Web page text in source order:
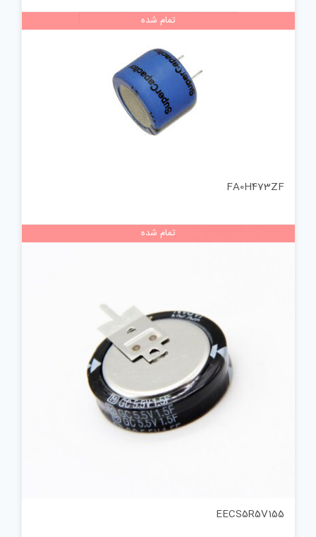
تمام شده
FA0H473ZF
تمام شده
EECS5R5V155